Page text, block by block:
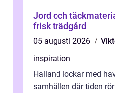
Jord och
frisk trädgård
05 augusti 2026
inspiration
Halland lockar med
samhällen där tiden